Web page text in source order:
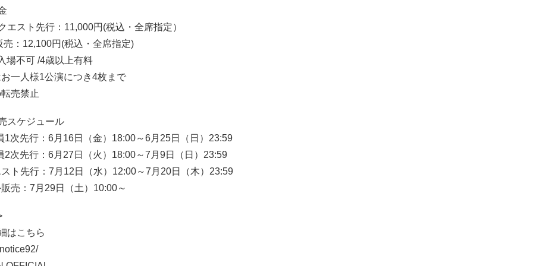
エスト先行：11,000円(税込・全席指定）
売：12,100円(税込・全席指定)
場不可 /4歳以上有料
一人様1公演につき4枚まで
売禁止
スケジュール
1次先行：6月16日（金）18:00～6月25日（日）23:59
2次先行：6月27日（火）18:00～7月9日（日）23:59
ト先行：7月12日（水）12:00～7月20日（木）23:59
売：7月29日（土）10:00～
はこちら